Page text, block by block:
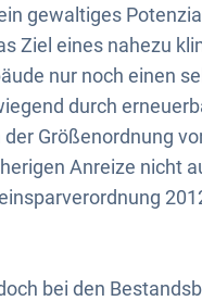
gewaltiges
Ziel eines nahezu
nur noch einen
durch
Größenordnung
Anreize nicht
bei den